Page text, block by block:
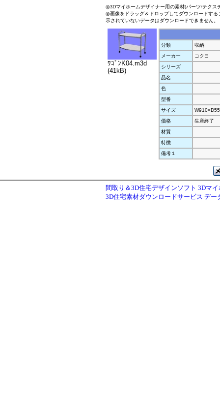
◎3Dマイホームデザイナー用の素材(パーツ/テクス
◎画像をドラッグ＆ドロップしてダウンロードす
示されていないデータはダウンロードできません。
ﾜｺﾞﾝK04.m3d
(41kB)
分類
収納
メーカー
コクヨ
シリーズ
品名
色
型番
サイズ
価格
生産終了
材質
特徴
備考１
間取り＆3D住宅デザインソフト 3Dマ
3D住宅素材ダウンロードサービス デー